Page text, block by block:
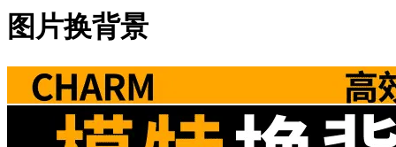
图片换背景